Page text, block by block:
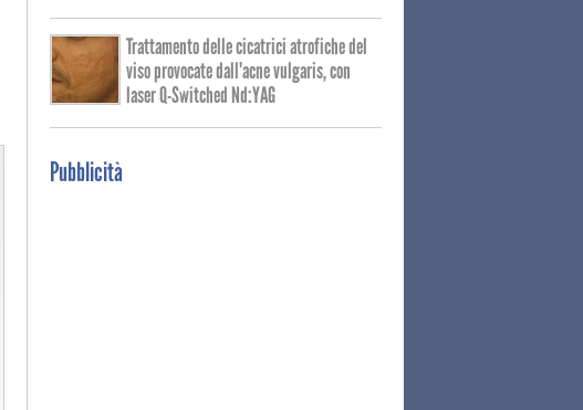
Trattamento delle cicatrici atrofiche del
viso provocate dall'acne vulgaris, con
laser Q-Switched Nd:YAG
Pubblicità